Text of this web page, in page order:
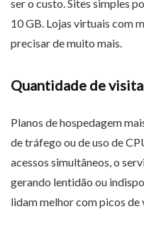
ser o custo. Sites simples
10 GB. Lojas virtuais com
precisar de muito mais.
Quantidade de
Planos de hospedagem
de tráfego ou de uso de
acessos simultâneos, o
gerando lentidão ou
lidam melhor com picos de